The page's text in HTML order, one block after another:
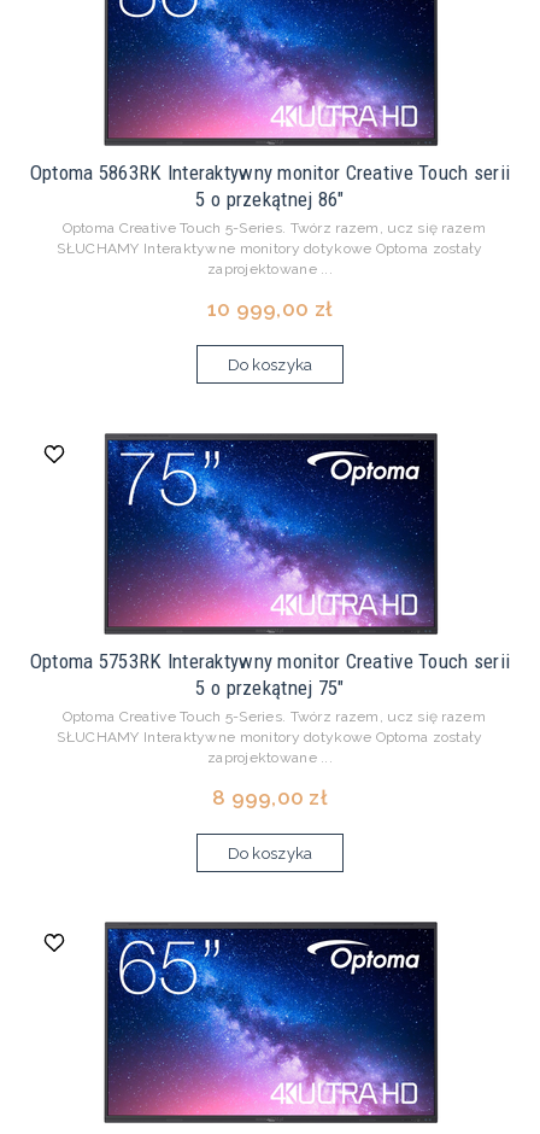
Optoma 5863RK Interaktywny monitor Creative Touch serii
5 o przekątnej 86"
Optoma Creative Touch 5-Series. Twórz razem, ucz się razem
SŁUCHAMY Interaktywne monitory dotykowe Optoma zostały
zaprojektowane ...
10 999,00 zł
Do koszyka
Optoma 5753RK Interaktywny monitor Creative Touch serii
5 o przekątnej 75"
Optoma Creative Touch 5-Series. Twórz razem, ucz się razem
SŁUCHAMY Interaktywne monitory dotykowe Optoma zostały
zaprojektowane ...
8 999,00 zł
Do koszyka